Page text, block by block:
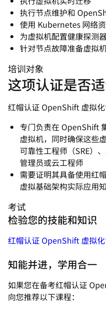
执行节点维护和
使用 Kubernetes 网络
为虚拟机配置健康探测
针对节点故障准备虚拟
培训对象
这项认证是否适
红帽认证 OpenShift 虚拟
专门负责在 OpenShift
虚拟机，同时确保这些
可靠性工程师（SRE）
管理员或云工程师
需要证明其具备使用红
虚拟基础架构实际应用
考试
检验您的技能和知识
红帽认证 OpenShift 虚拟化
知能并进，学用合一
如果您在备考红帽认证
向您推荐以下课程：